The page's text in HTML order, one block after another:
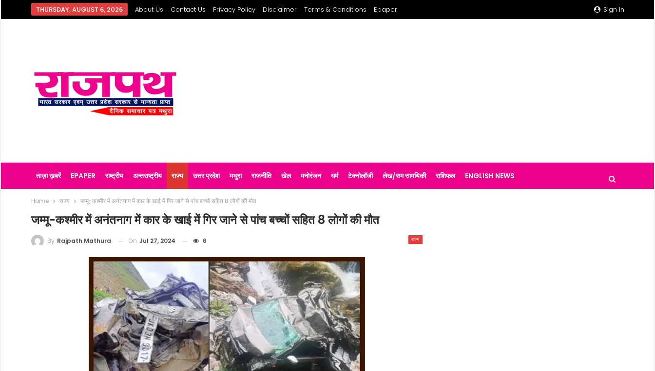
Sign In
THURSDAY, AUGUST 6, 2026 About Us Contact Us Privacy Policy Disclaimer Terms & Conditions Epaper
ताज़ा ख़बरें EPAPER राष्ट्रीय अन्तराष्ट्रीय राज्य उत्तर प्रदेश मथुरा राजनीति खेल मनोरंजन धर्म टेक्नोलॉजी लेख/सम सामयिकी राशिफल ENGLISH NEWS
Home राज्य जम्मू-कश्मीर में अनंतनाग में कार के खाई में गिर जाने से पांच बच्चों सहित 8 लोगों की मौत
जम्मू-कश्मीर में अनंतनाग में कार के खाई में गिर जाने से पांच बच्चों सहित 8 लोगों की मौत
राज्य
By Rajpath Mathura On Jul 27, 2024 6